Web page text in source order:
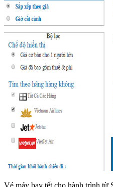
Vé máy bay tết cho hành trình từ